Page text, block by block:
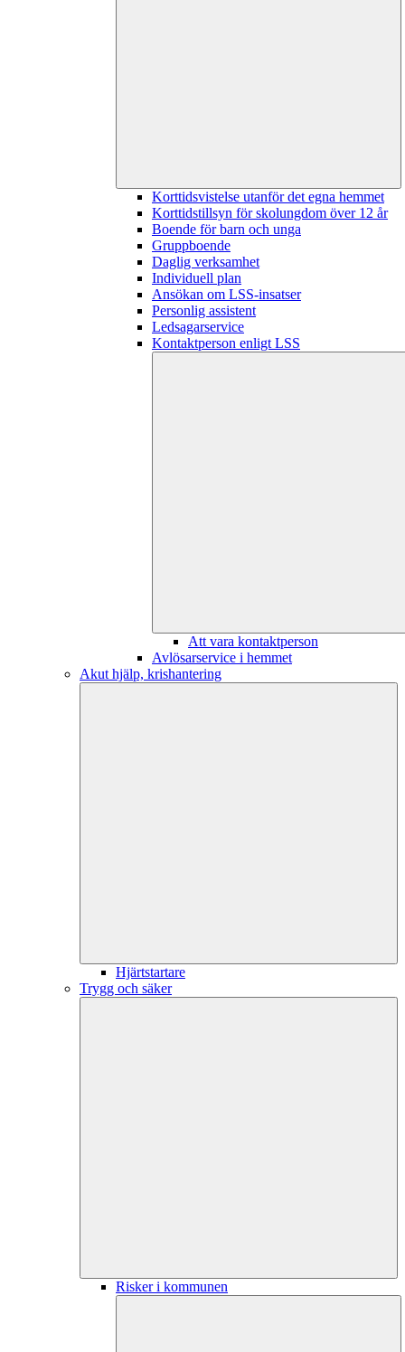
Korttidsvistelse utanför det egna hemmet
Korttidstillsyn för skolungdom över 12 år
Boende för barn och unga
Gruppboende
Daglig verksamhet
Individuell plan
Ansökan om LSS-insatser
Personlig assistent
Ledsagarservice
Kontaktperson enligt LSS
Att vara kontaktperson
Avlösarservice i hemmet
Akut hjälp, krishantering
Hjärtstartare
Trygg och säker
Risker i kommunen